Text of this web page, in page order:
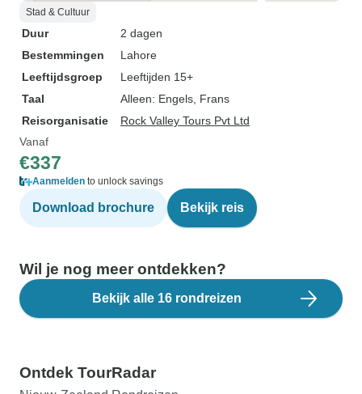
Stad & Cultuur
Duur
2 dagen
Bestemmingen
Lahore
Leeftijdsgroep
Leeftijden 15+
Taal
Alleen: Engels, Frans
Reisorganisatie
Rock Valley Tours Pvt Ltd
Vanaf
€337
Aanmelden to unlock savings
Download brochure Bekijk reis
Wil je nog meer ontdekken?
Bekijk alle 16 rondreizen
Ontdek TourRadar